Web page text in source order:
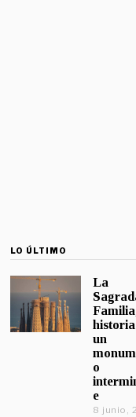
LO ÚLTIMO
La
un
o
e
8 junio,